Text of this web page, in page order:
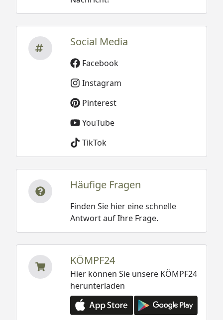
Social Media
Facebook
Instagram
Pinterest
YouTube
TikTok
Häufige Fragen
Finden Sie hier eine schnelle
Antwort auf Ihre Frage.
KÖMPF24
Hier können Sie unsere KÖMPF24
herunterladen